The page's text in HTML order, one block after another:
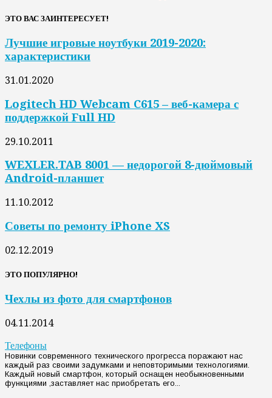
ЭТО ВАС ЗАИНТЕРЕСУЕТ!
Лучшие игровые ноутбуки 2019-2020:
характеристики
31.01.2020
Logitech HD Webcam C615 – веб-камера с
поддержкой Full HD
29.10.2011
WEXLER.TAB 8001 — недорогой 8-дюймовый
Android-планшет
11.10.2012
Советы по ремонту iPhone XS
02.12.2019
ЭТО ПОПУЛЯРНО!
Чехлы из фото для смартфонов
04.11.2014
Телефоны
Новинки современного технического прогресса поражают нас
каждый раз своими задумками и неповторимыми технологиями.
Каждый новый смартфон, который оснащен необыкновенными
функциями ,заставляет нас приобретать его...